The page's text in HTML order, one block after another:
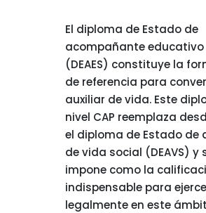
El diploma de Estado de
acompañante educativo
(DEAES) constituye la
de referencia para
auxiliar de vida. Este
nivel CAP reemplaza
el diploma de Estado de
de vida social (DEAVS) y
impone como la
indispensable para
legalmente en este